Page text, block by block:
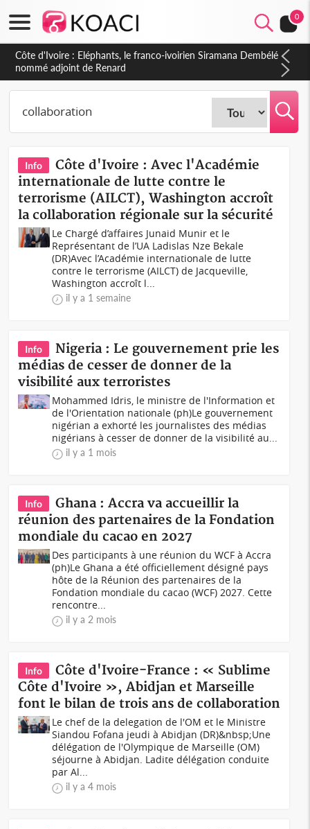
0
Cameroun : 5 combattants séparatistes neutralisés, le Mindef
dément les rumeurs d'exactions des civils
Info
Côte d'Ivoire : Avec l'Académie
internationale de lutte contre le
terrorisme (AILCT), Washington accroît
la collaboration régionale sur la sécurité
Le Chargé d’affaires Junaid Munir et le
Représentant de l’UA Ladislas Nze Bekale
(DR)Avec l’Académie internationale de lutte
contre le terrorisme (AILCT) de Jacqueville,
Washington accroît l...
il y a 1 semaine
Info
Nigeria : Le gouvernement prie les
médias de cesser de donner de la
visibilité aux terroristes
Mohammed Idris, le ministre de l'Information et
de l'Orientation nationale (ph)Le gouvernement
nigérian a exhorté les journalistes des médias
nigérians à cesser de donner de la visibilité au...
il y a 1 mois
Info
Ghana : Accra va accueillir la
réunion des partenaires de la Fondation
mondiale du cacao en 2027
Des participants à une réunion du WCF à Accra
(ph)Le Ghana a été officiellement désigné pays
hôte de la Réunion des partenaires de la
Fondation mondiale du cacao (WCF) 2027. Cette
rencontre...
il y a 2 mois
Info
Côte d'Ivoire-France : « Sublime
Côte d'Ivoire », Abidjan et Marseille
font le bilan de trois ans de collaboration
Le chef de la delegation de l'OM et le Ministre
Siandou Fofana jeudi à Abidjan (DR)&nbsp;Une
délégation de l'Olympique de Marseille (OM)
séjourne à Abidjan. Ladite délégation conduite
par Al...
il y a 4 mois